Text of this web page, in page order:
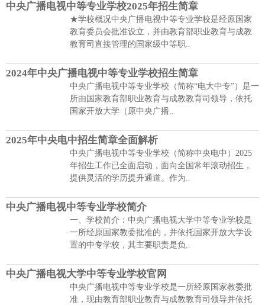
中央广播电视中等专业学校2025年招生简章
★学校概况中央广播电视中等专业学校是经原国家
教育委员会批准设立，并由教育部职业教育与成教
教育司直接管理的国家级中等职..
2024年中央广播电视中等专业学校招生简章
中央广播电视中等专业学校（简称“电大中专”）是一
所由国家教育部职业教育与成教教育司领导，依托
国家开放大学（原中央广播..
2025年中央电中招生简章全面解析
中央广播电视中等专业学校（简称中央电中）2025
年招生工作已全面启动，面向全国常年滚动招生，
提供灵活的学历提升通道。作为..
中央广播电视中等专业学校简介
一、学校简介：中央广播电视大学中等专业学校是
一所经原国家教委批准的，并依托国家开放大学设
置的中专学校，其主要职责是负..
中央广播电视大学中等专业学校官网
中央广播电视中等专业学校是一所经原国家教委批
准，现由教育部职业教育与成教教育司领导并依托